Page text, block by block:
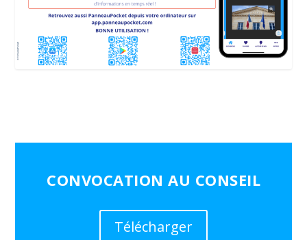
CONVOCATION AU CONSEIL
Télécharger